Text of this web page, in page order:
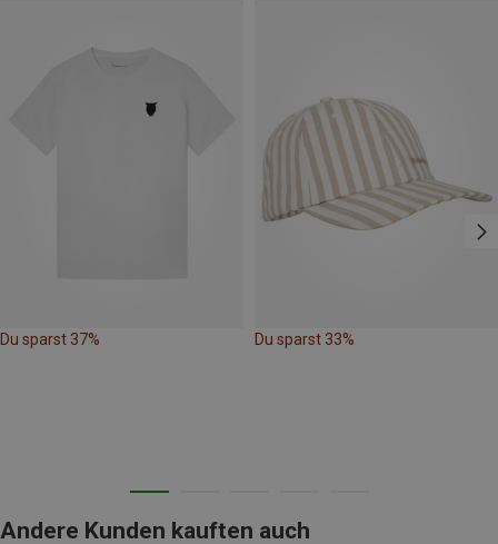
Du sparst 37% Du sparst 33%
Andere Kunden kauften auch